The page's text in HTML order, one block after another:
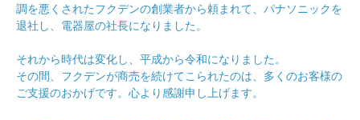
調を悪くされたフクデンの創業者から頼まれて、パナソニックを
退社し、電器屋の社長になりました。
それから時代は変化し、平成から令和になりました。
その間、フクデンが商売を続けてこられたのは、多くのお客様の
ご支援のおかげです。心より感謝申し上げます。